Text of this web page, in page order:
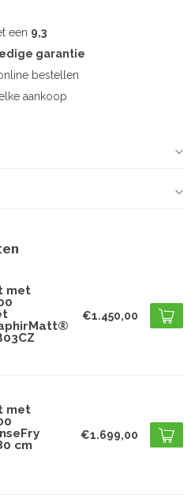
een 9,3
garantie
bestellen
aankoop
met
€1.450,00
met
cm
€1.699,00